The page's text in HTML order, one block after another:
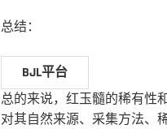
总结：
BJL平台
总的来说，红玉髓的稀有性
对其自然来源、采集方法、